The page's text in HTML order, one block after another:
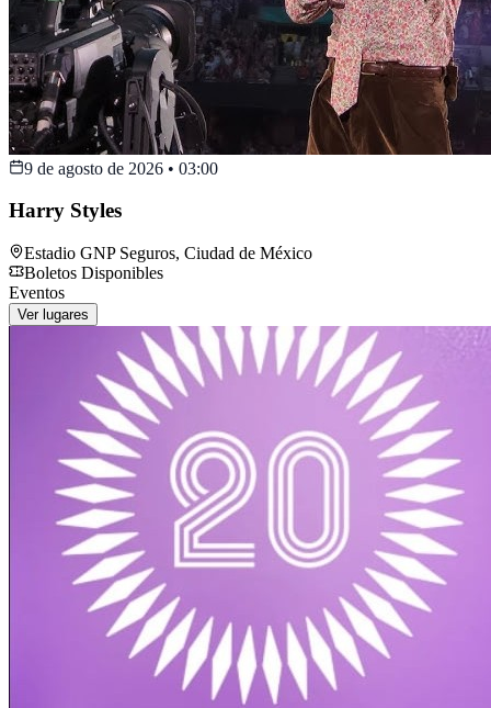
9 de agosto de 2026 • 03:00
Harry Styles
Estadio GNP Seguros, Ciudad de México
Boletos Disponibles
Eventos
Ver lugares